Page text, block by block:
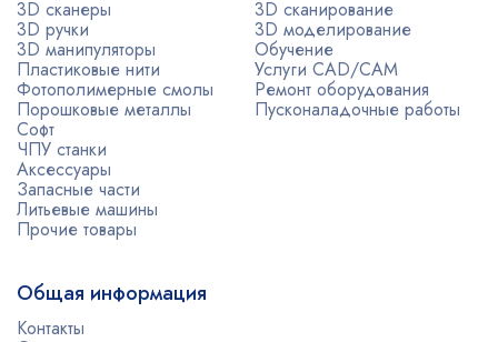
3D сканеры
3D ручки
3D манипуляторы
Пластиковые нити
Фотополимерные смолы
Порошковые металлы
Софт
ЧПУ станки
Аксессуары
Запасные части
Литьевые машины
Прочие товары
3D сканирование
3D моделирование
Обучение
Услуги CAD/CAM
Ремонт оборудования
Пусконаладочные работы
Общая информация
Контакты